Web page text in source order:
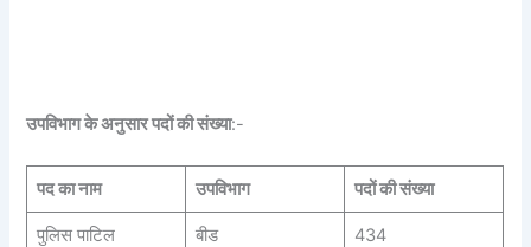
उपविभाग के अनुसार पदों की संख्या:-
पद का नाम उपविभाग पदों की संख्या
पुलिस पाटिल बीड 434